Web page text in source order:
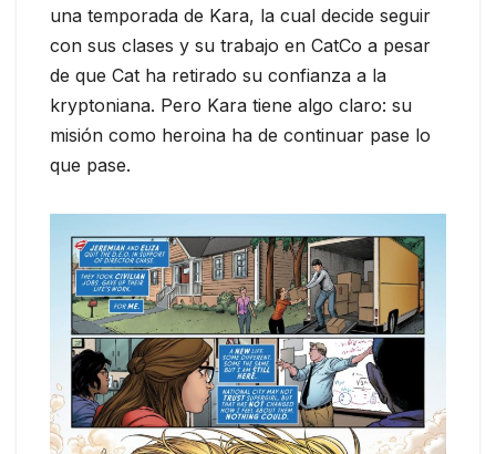
una temporada de Kara, la cual decide seguir
con sus clases y su trabajo en CatCo a pesar
de que Cat ha retirado su confianza a la
kryptoniana. Pero Kara tiene algo claro: su
misión como heroina ha de continuar pase lo
que pase.